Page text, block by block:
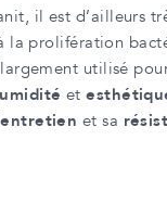
il est d’ailleurs
la prolifération
utilisé
et
et sa